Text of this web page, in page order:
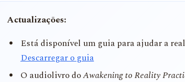
Actualizações:
Está disponível um guia para ajudar a
Descarregar o guia
O audiolivro doAwakening to Reality